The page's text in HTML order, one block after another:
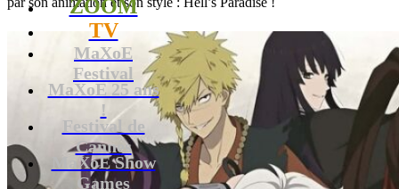
ZOOM
TV
MaXoE
Festival
MaXoE 25 ans
!
Festival de
Cannes
MaXoE Show
Games